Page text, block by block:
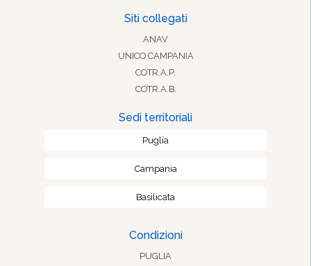
Siti collegati
ANAV
UNICO CAMPANIA
COTR.A.P.
COTR.A.B.
Sedi territoriali
Puglia
Campania
Basilicata
Condizioni
PUGLIA